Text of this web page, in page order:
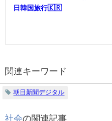
日韓国旅行🇰🇷
関連キーワード
朝日新聞デジタル
社会の関連記事